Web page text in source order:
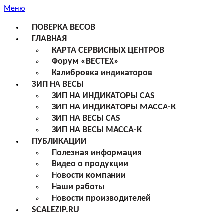
Меню
ПОВЕРКА ВЕСОВ
ГЛАВНАЯ
КАРТА СЕРВИСНЫХ ЦЕНТРОВ
Форум «ВЕСТЕХ»
Калибровка индикаторов
ЗИП НА ВЕСЫ
ЗИП НА ИНДИКАТОРЫ CAS
ЗИП НА ИНДИКАТОРЫ МАССА-К
ЗИП НА ВЕСЫ CAS
ЗИП НА ВЕСЫ МАССА-К
ПУБЛИКАЦИИ
Полезная информация
Видео о продукции
Новости компании
Наши работы
Новости производителей
SCALEZIP.RU